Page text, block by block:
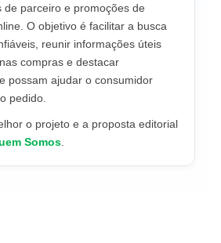
de parceiro e promoções de
O objetivo é facilitar a busca
reunir informações úteis
compras e destacar
possam ajudar o consumidor
pedido.
o projeto e a proposta editorial
Somos